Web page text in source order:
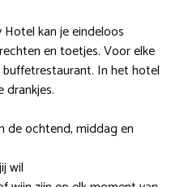
kan je eindeloos
en toetjes. Voor elke
In het hotel
drankjes.
de ochtend, middag en
wil